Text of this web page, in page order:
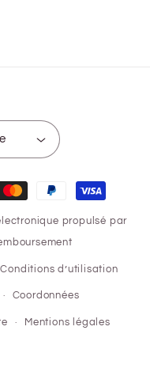
propulsé par
Conditions d’utilisation
Coordonnées
Mentions légales